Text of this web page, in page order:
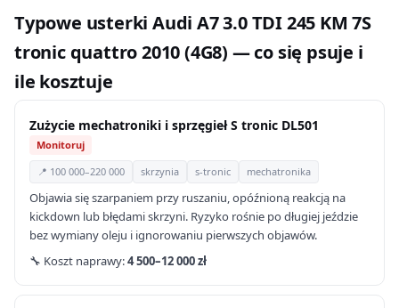
Typowe usterki Audi A7 3.0 TDI 245 KM 7S
tronic quattro 2010 (4G8) — co się psuje i
ile kosztuje
Zużycie mechatroniki i sprzęgieł S tronic DL501
Monitoruj
📍 100 000–220 000
skrzynia s-tronic mechatronika
Objawia się szarpaniem przy ruszaniu, opóźnioną reakcją na
kickdown lub błędami skrzyni. Ryzyko rośnie po długiej jeździe
bez wymiany oleju i ignorowaniu pierwszych objawów.
🔧 Koszt naprawy:4 500–12 000 zł